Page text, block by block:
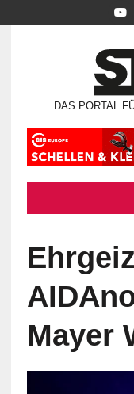
DAS PORTAL
Mayer